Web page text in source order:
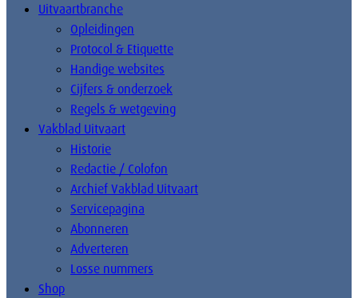
Uitvaartbranche
Opleidingen
Protocol & Etiquette
Handige websites
Cijfers & onderzoek
Regels & wetgeving
Vakblad Uitvaart
Historie
Redactie / Colofon
Archief Vakblad Uitvaart
Servicepagina
Abonneren
Adverteren
Losse nummers
Shop